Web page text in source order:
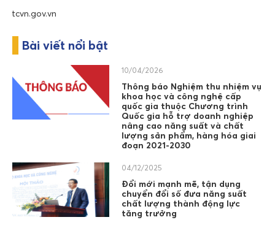
tcvn.gov.vn
Bài viết nổi bật
10/04/2026
Thông báo Nghiệm thu nhiệm vụ
khoa học và công nghệ cấp
quốc gia thuộc Chương trình
Quốc gia hỗ trợ doanh nghiệp
nâng cao năng suất và chất
lượng sản phẩm, hàng hóa giai
đoạn 2021-2030
04/12/2025
Đổi mới mạnh mẽ, tận dụng
chuyển đổi số đưa năng suất
chất lượng thành động lực
tăng trưởng